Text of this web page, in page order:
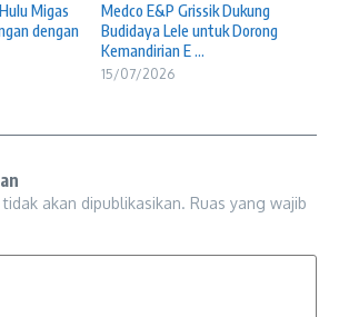
Migas
dengan
Medco E&P Grissik Dukung
Budidaya Lele untuk Dorong
Kemandirian E ...
15/07/2026
akan dipublikasikan. Ruas yang wajib